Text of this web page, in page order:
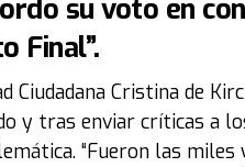
su voto en
Final”.
Ciudadana Cristina de
y tras enviar críticas a
“Fueron las